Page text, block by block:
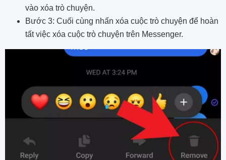
vào xóa trò chuyện.
Bước 3: Cuối cùng nhấn xóa cuộc trò chuyện để hoàn
tất việc xóa cuộc trò chuyện trên Messenger.